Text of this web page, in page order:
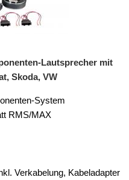
Lautsprecher mit
Skoda, VW
System
RMS/MAX
Verkabelung, Kabeladapter